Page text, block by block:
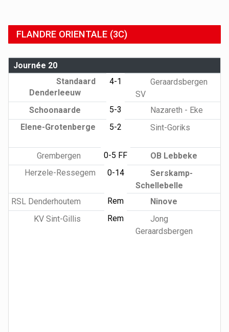
FLANDRE ORIENTALE (3C)
Journée 20
Standaard
Denderleeuw
4-1
Geraardsbergen
SV
Schoonaarde
5-3
Nazareth - Eke
Elene-Grotenberge
5-2 Sint-Goriks
Grembergen 0-5 FF
OB Lebbeke
Herzele-Ressegem
0-14
Serskamp-
Schellebelle
RSL Denderhoutem
Rem
Ninove
KV Sint-Gillis
Rem
Jong
Geraardsbergen